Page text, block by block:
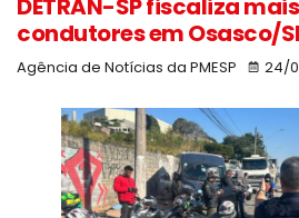
DETRAN-SP fiscaliza
condutores em Osasco/
Agência de Notícias da PMESP 24/